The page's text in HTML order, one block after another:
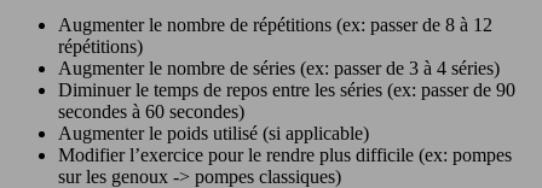
Augmenter le nombre de répétitions (ex: passer de 8 à 12
répétitions)
Augmenter le nombre de séries (ex: passer de 3 à 4 séries)
Diminuer le temps de repos entre les séries (ex: passer de 90
secondes à 60 secondes)
Augmenter le poids utilisé (si applicable)
Modifier l’exercice pour le rendre plus difficile (ex: pompes
sur les genoux -> pompes classiques)